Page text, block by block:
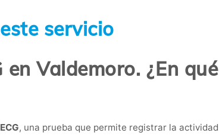
servicio
Valdemoro. ¿En qué
, una prueba que permite registrar la